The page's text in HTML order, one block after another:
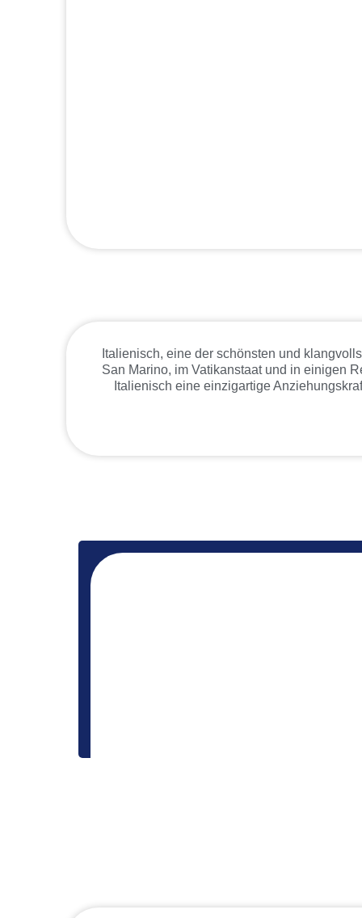
Italienisch, eine der schönsten und
San Marino, im Vatikanstaat und in einigen
Italienisch eine einzigartige